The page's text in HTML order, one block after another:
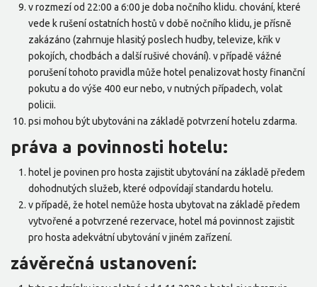
v rozmezí od 22:00 a 6:00 je doba nočního klidu. chování, které
vede k rušení ostatních hostů v době nočního klidu, je přísně
zakázáno (zahrnuje hlasitý poslech hudby, televize, křik v
pokojích, chodbách a další rušivé chování). v případě vážné
porušení tohoto pravidla může hotel penalizovat hosty finanční
pokutu a do výše 400 eur nebo, v nutných případech, volat
policii.
psi mohou být ubytováni na základě potvrzení hotelu zdarma.
práva a povinnosti hotelu:
hotel je povinen pro hosta zajistit ubytování na základě předem
dohodnutých služeb, které odpovídají standardu hotelu.
v případě, že hotel nemůže hosta ubytovat na základě předem
vytvořené a potvrzené rezervace, hotel má povinnost zajistit
pro hosta adekvátní ubytování v jiném zařízení.
závěrečná ustanovení: